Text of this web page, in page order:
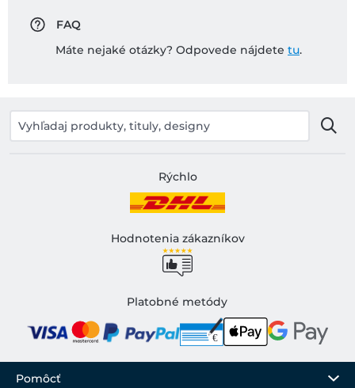
FAQ
Máte nejaké otázky? Odpovede nájdete tu.
Rýchlo
Hodnotenia zákazníkov
Platobné metódy
Pomôcť